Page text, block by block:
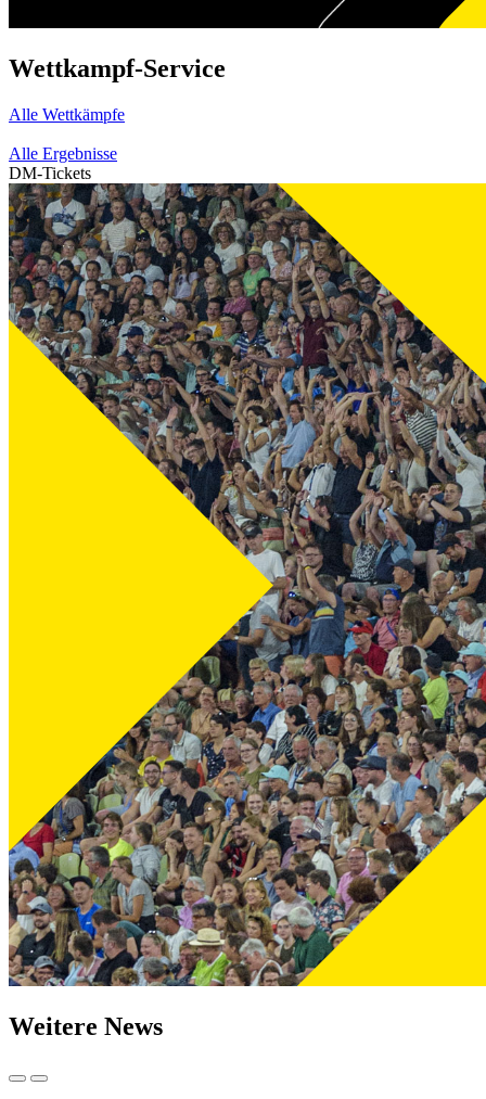
Wettkampf-Service
Alle Wettkämpfe
Alle Ergebnisse
DM-Tickets
Weitere News